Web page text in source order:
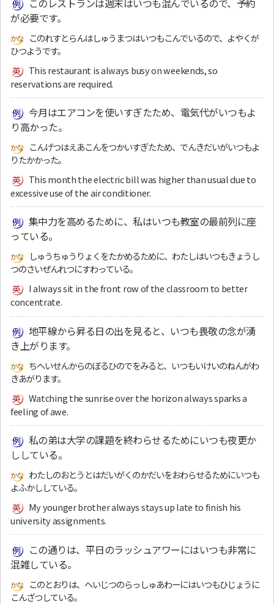
が必要です。
このれすとらんはしゅうまつはいつもこんでいるので、よやくが
ひつようです。
This restaurant is always busy on weekends, so
reservations are required.
今月はエアコンを使いすぎたため、電気代がいつもよ
り高かった。
こんげつはえあこんをつかいすぎたため、でんきだいがいつもよ
りたかかった。
This month the electric bill was higher than usual due to
excessive use of the air conditioner.
集中力を高めるために、私はいつも教室の最前列に座
っている。
しゅうちゅうりょくをたかめるために、わたしはいつもきょうし
つのさいぜんれつにすわっている。
I always sit in the front row of the classroom to better
concentrate.
地平線から昇る日の出を見ると、いつも畏敬の念が湧
き上がります。
ちへいせんからのぼるひのでをみると、いつもいけいのねんがわ
きあがります。
Watching the sunrise over the horizon always sparks a
feeling of awe.
私の弟は大学の課題を終わらせるためにいつも夜更か
ししている。
わたしのおとうとはだいがくのかだいをおわらせるためにいつも
よふかししている。
My younger brother always stays up late to finish his
university assignments.
この通りは、平日のラッシュアワーにはいつも非常に
混雑している。
このとおりは、へいじつのらっしゅあわーにはいつもひじょうに
こんざつしている。